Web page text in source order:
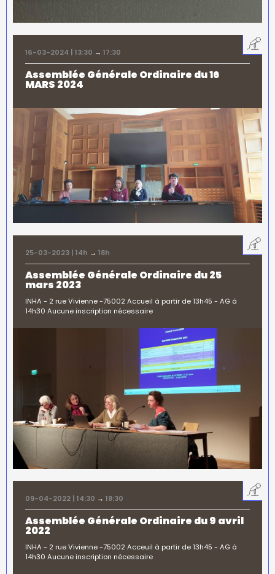
16-03-2024 | 13:30 → 17:30
Assemblée Générale Ordinaire du 16
MARS 2024
25-03-2023 | 14h → 18h
Assemblée Générale Ordinaire du 25
mars 2023
INHA - 2 rue Vivienne -75002 Accueil à partir de 13h45 - AG à
14h30 Aucune inscription nécessaire
09-04-2022 | 14:30 → 18:30
Assemblée Générale Ordinaire du 9 avril
2022
INHA - 2 rue Vivienne -75002 Acceuil à partir de 13h45 - AG à
14h30 Aucune inscription nécessaire